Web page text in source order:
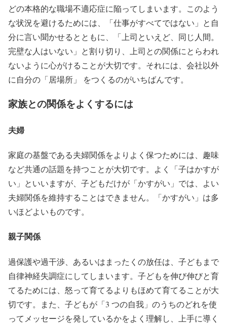
どの本格的な職場不適応症に陥ってしまいます。このよう
な状況を避けるためには、「仕事がすべてではない」と自
分に言い聞かせるとともに、「上司といえど、同じ人間。
完壁な人はいない」と割り切り、上司との関係にとらわれ
ないように心がけることが大切です。それには、会社以外
に自分の「居場所」 をつくるのがいちばんです。
家族との関係をよくするには
夫婦
家庭の基盤である夫婦関係をよりよく保つためには、趣味
など共通の話題を持つことが大切です。よく「子はかすが
い」といいますが、子どもだけが「かすがい」では、よい
夫婦関係を維持することはできません。「かすがい」は多
いほどよいものです。
親子関係
過保護や過干渉、あるいはまったくの放任は、子どもまで
自律神経失調症にしてしまいます。子どもを伸び伸びと育
てるためには、怒って育てるよりもほめて育てることが大
切です。また、子どもが「3 つの自我」のうちのどれを使
ってメッセージを発しているかをよく理解し、上手に導く